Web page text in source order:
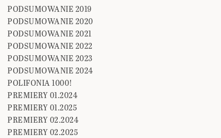
PODSUMOWANIE 2019
PODSUMOWANIE 2020
PODSUMOWANIE 2021
PODSUMOWANIE 2022
PODSUMOWANIE 2023
PODSUMOWANIE 2024
POLIFONIA 1000!
PREMIERY 01.2024
PREMIERY 01.2025
PREMIERY 02.2024
PREMIERY 02.2025